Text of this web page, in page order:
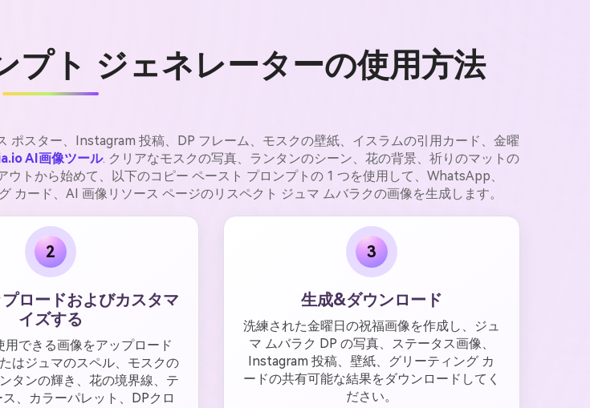
ト ジェネレーターの使用方法
スター、Instagram 投稿、DP フレーム、モスクの壁紙、イスラムの引用カード、金曜
AI画像ツール. クリアなモスクの写真、ランタンのシーン、花の背景、祈りのマットの
トから始めて、以下のコピー ペースト プロンプトの 1 つを使用して、WhatsApp、
ード、AI 画像リソース ページのリスペクト ジュマ ムバラクの画像を生成します。
2
ロードおよびカスタマ
イズする
用できる画像をアップロード
はジュマのスペル、モスクの
タンの輝き、花の境界線、テ
、カラーパレット、DPクロ
3
生成&ダウンロード
洗練された金曜日の祝福画像を作成し、ジュ
マ ムバラク DP の写真、ステータス画像、
Instagram 投稿、壁紙、グリーティング カ
ードの共有可能な結果をダウンロードしてく
ださい。